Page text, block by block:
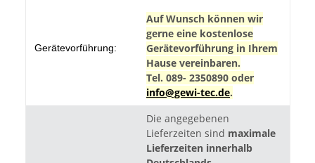
Gerätevorführung:
Auf Wunsch können wir
gerne eine kostenlose
Gerätevorführung in Ihrem
Hause vereinbaren.
Tel. 089- 2350890 oder
info@gewi-tec.de.
Die angegebenen
Lieferzeiten sind maximale
Lieferzeiten innerhalb